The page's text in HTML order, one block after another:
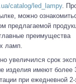
catalog/led_lampy.
можно
предлагаемой
преимущества
ламп.
увеличился срок
изделия имеют более
при ежедневной